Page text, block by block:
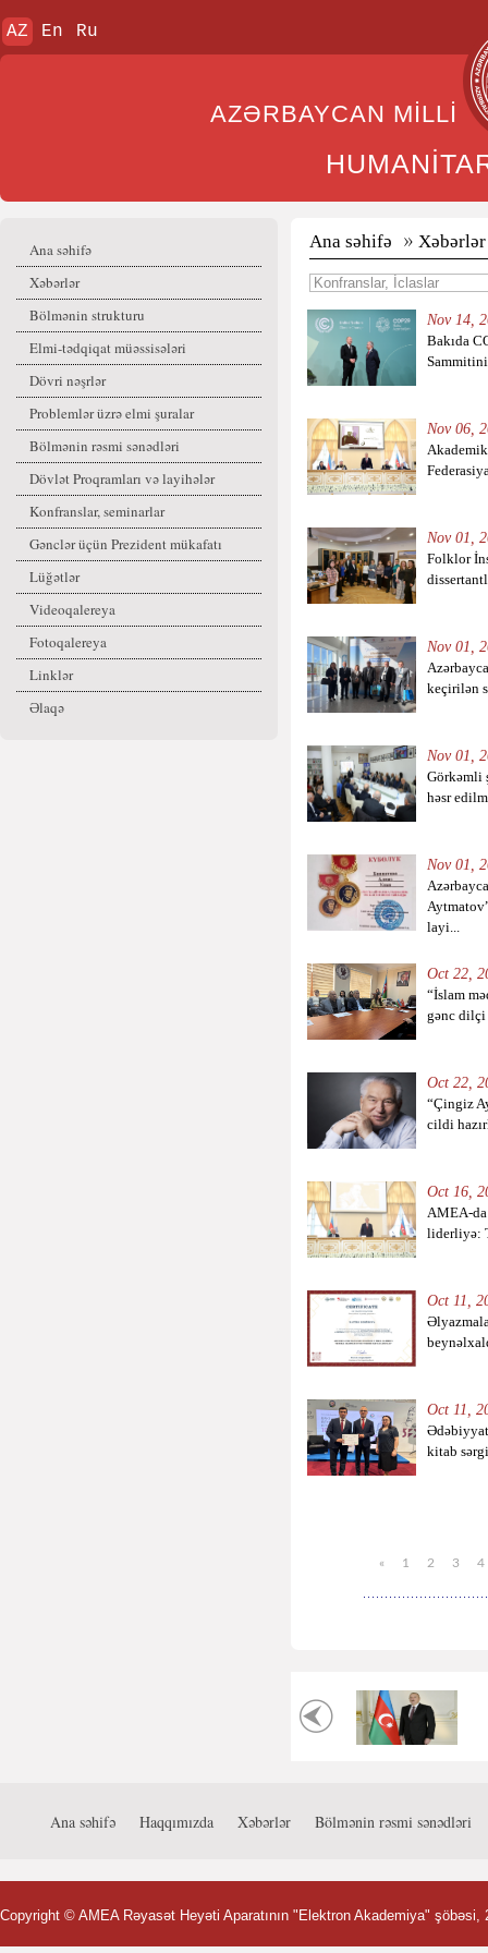
AZ En Ru
AZƏRBAYCAN
Ana səhifə
Xəbərlər
Bölmənin strukturu
Elmi-tədqiqat müəssisələri
Dövri nəşrlər
Problemlər üzrə elmi şuralar
Bölmənin rəsmi sənədləri
Dövlət Proqramları və layihələr
Konfranslar, seminarlar
Gənclər üçün Prezident mükafatı
Lüğətlər
Videoqalereya
Fotoqalereya
Linklər
Əlaqə
Ana səhifə Xəbərlər
Nov 14,
Bakıda
Nov 06,
Nov 01,
Folklor
Nov 01,
keçirilən
Nov 01,
Görkəmli
həsr
Nov 01,
layi...
Oct 22,
“İslam
gənc
Oct 22,
“Çingiz
cildi
Oct 16,
AMEA-
liderliyə:
Oct 11,
Oct 11,
kitab
« 1 2 3 4
Ana səhifə Haqqımızda Xəbərlər Bölmənin rəsmi sənədləri
Copyright © AMEA Rəyasət Heyəti Aparatının "Elektron Akademiya" şöbəsi,